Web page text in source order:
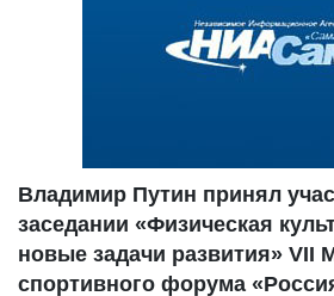
Владимир Путин принял
заседании «Физическая
новые задачи развития» VII
спортивного форума